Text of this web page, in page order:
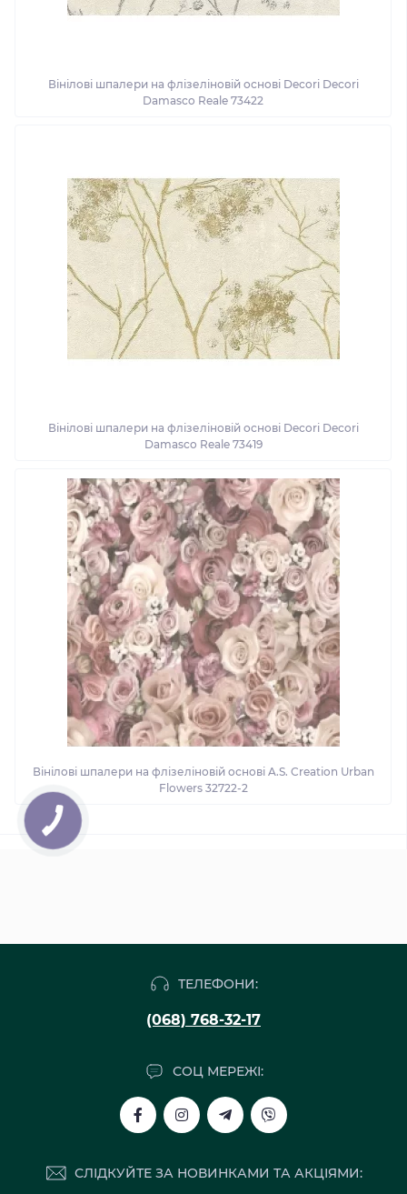
Вінілові шпалери на флізеліновій основі Decori Decori
Damasco Reale 73422
Вінілові шпалери на флізеліновій основі Decori Decori
Damasco Reale 73419
Вінілові шпалери на флізеліновій основі A.S. Creation Urban
Flowers 32722-2
ТЕЛЕФОНИ:
(068) 768-32-17
СОЦ МЕРЕЖІ:
СЛІДКУЙТЕ ЗА НОВИНКАМИ ТА АКЦІЯМИ: